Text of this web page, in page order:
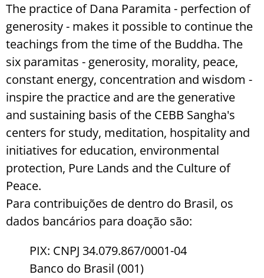
The practice of Dana Paramita - perfection of
generosity - makes it possible to continue the
teachings from the time of the Buddha. The
six paramitas - generosity, morality, peace,
constant energy, concentration and wisdom -
inspire the practice and are the generative
and sustaining basis of the CEBB Sangha's
centers for study, meditation, hospitality and
initiatives for education, environmental
protection, Pure Lands and the Culture of
Peace.
Para contribuições de dentro do Brasil, os
dados bancários para doação são:
PIX: CNPJ 34.079.867/0001-04
Banco do Brasil (001)